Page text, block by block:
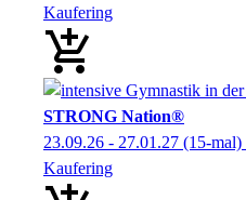
Kaufering
STRONG Nation®
23.09.26 - 27.01.27 (15-mal)
Kaufering